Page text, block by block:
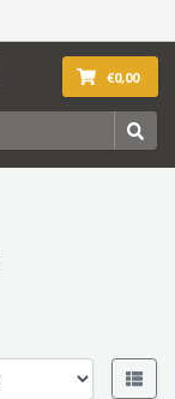
€0,00